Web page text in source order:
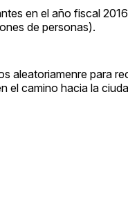
en el año fiscal
de personas).
para
el camino hacia la